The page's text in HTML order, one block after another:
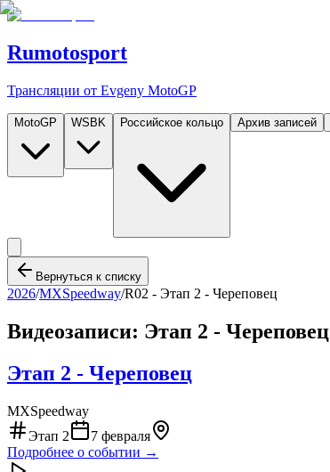
Rumotosport
Трансляции от Evgeny MotoGP
MotoGP WSBK Российское кольцо Архив записей
Вернуться к списку
2026/MXSpeedway/R02 - Этап 2 - Череповец
Видеозаписи: Этап 2 - Череповец
Этап 2 - Череповец
MXSpeedway
Этап 2
7 февраля
Подробнее о событии →